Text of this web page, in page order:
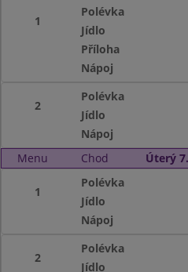
1
Polévka
Jídlo
Příloha
Nápoj
2
Polévka
Jídlo
Nápoj
Menu
Chod Úterý
1
Polévka
Jídlo
Nápoj
2
Polévka
Jídlo